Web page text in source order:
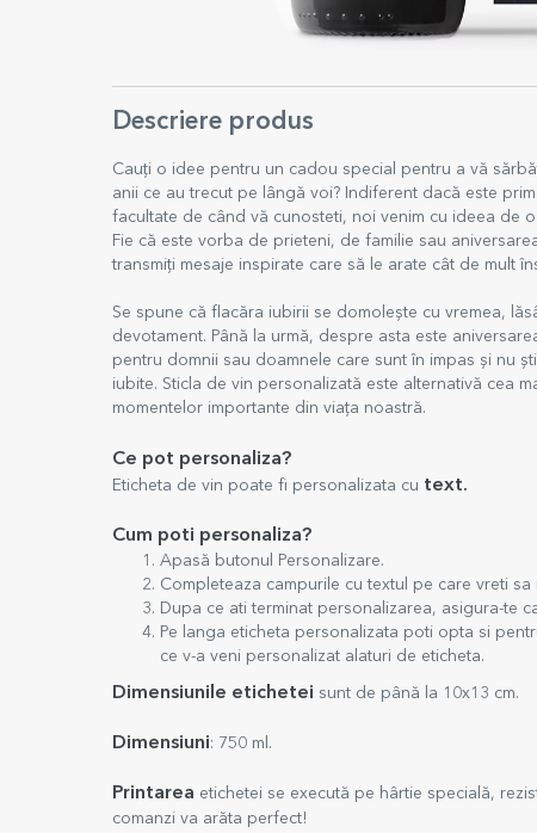
Descriere produs
Cauți o idee pentru un cadou special pentru a vă
anii ce au trecut pe lângă voi? Indiferent dacă este
facultate de când vă cunosteti, noi venim cu ideea de
Fie că este vorba de prieteni, de familie sau
transmiți mesaje inspirate care să le arate cât de mult
Se spune că flacăra iubirii se domoleşte cu vremea,
devotament. Până la urmă, despre asta este
pentru domnii sau doamnele care sunt în impas și nu
iubite. Sticla de vin personalizată este alternativă cea
momentelor importante din viața noastră.
Ce pot personaliza?
Eticheta de vin poate fi personalizata cu text.
Cum poti personaliza?
Apasă butonul Personalizare.
Completeaza campurile cu textul pe care vreti sa
Dupa ce ati terminat personalizarea, asigura-te
Pe langa eticheta personalizata poti opta si
ce v-a veni personalizat alaturi de eticheta.
Dimensiunile etichetei sunt de până la 10x13 cm.
Dimensiuni: 750 ml.
Printarea etichetei se execută pe hârtie specială,
comanzi va arăta perfect!